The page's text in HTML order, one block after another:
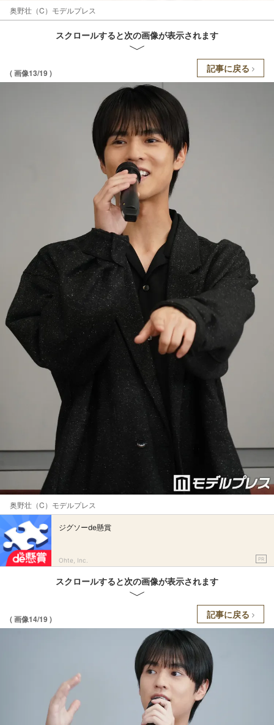
奥野壮（C）モデルプレス
スクロールすると次の画像が表示されます
( 画像13/19 ) 記事に戻る
奥野壮（C）モデルプレス
ジグソーde懸賞
Ohte, Inc. PR
スクロールすると次の画像が表示されます
( 画像14/19 ) 記事に戻る